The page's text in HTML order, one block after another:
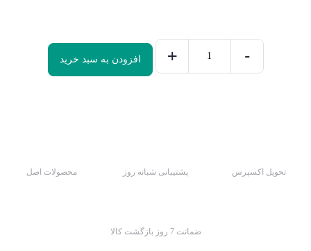
-
+ افزودن به سبد خرید
تحویل اکسپرس پشتیبانی شبانه روز محصولات اصل
ضمانت 7 روز بازگشت کالا